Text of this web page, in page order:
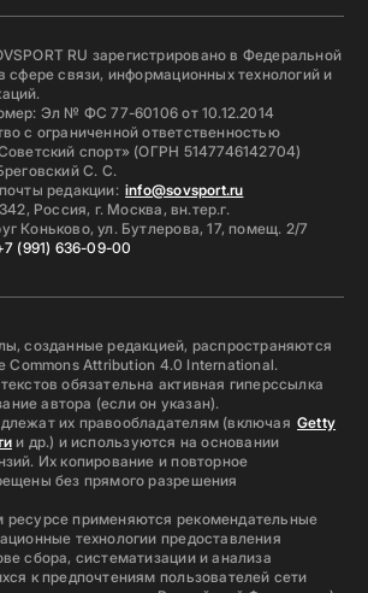
RU зарегистрировано в Федеральной
сфере связи, информационных технологий и
Эл № ФС 77-60106 от 10.12.2014
с ограниченной ответственностью
спорт» (ОГРН 5147746142704)
С. С.
редакции: info@sovsport.ru
Россия, г. Москва, вн.тер.г.
Коньково, ул. Бутлерова, 17, помещ. 2/7
(991) 636-09-00
созданные редакцией, распространяются
Commons Attribution 4.0 International.
обязательна активная гиперссылка
автора (если он указан).
их правообладателям (включая Getty
и др.) и используются на основании
Их копирование и повторное
без прямого разрешения
применяются рекомендательные
технологии предоставления
сбора, систематизации и анализа
к предпочтениям пользователей сети